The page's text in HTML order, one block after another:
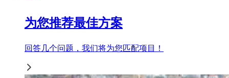
为您推荐最佳方案
回答几个问题，我们将为您匹配项目！